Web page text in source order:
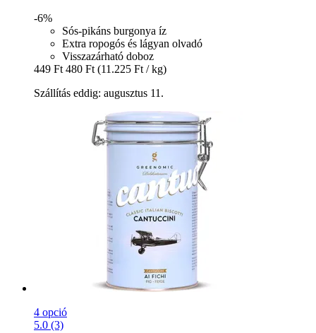
-6%
Sós-pikáns burgonya íz
Extra ropogós és lágyan olvadó
Visszazárható doboz
449 Ft 480 Ft (11.225 Ft / kg)
Szállítás eddig: augusztus 11.
4 opció
5.0 (3)